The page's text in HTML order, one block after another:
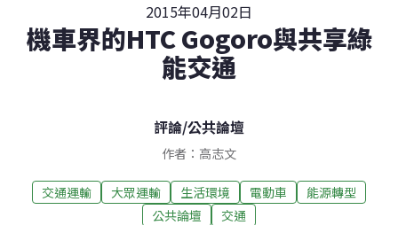
2015年04月02日
機車界的HTC Gogoro與共享綠
能交通
評論/公共論壇
作者：高志文
交通運輸 大眾運輸 生活環境 電動車
能源轉型
公共論壇
交通